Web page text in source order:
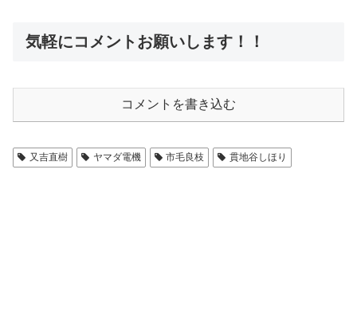
気軽にコメントお願いします！！
コメントを書き込む
⼜吉直樹 ヤマダ電機 市毛良枝 貫地⾕しほり